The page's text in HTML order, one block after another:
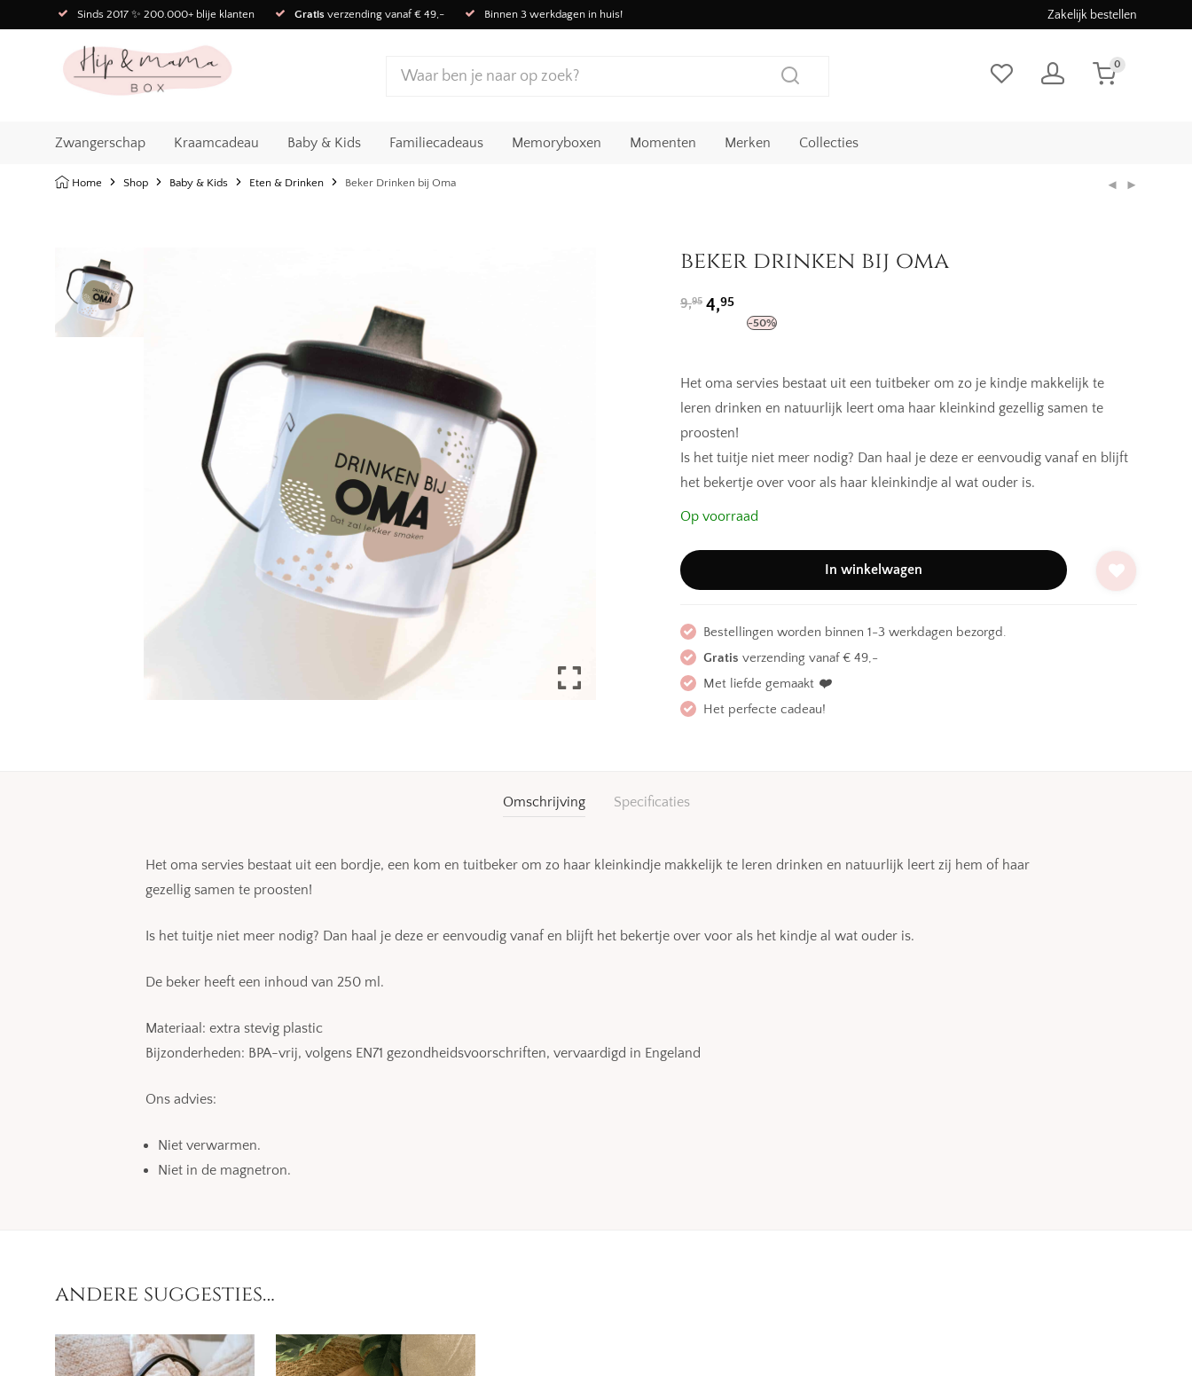
Sinds 2017 ✨ 200.000+ blije klanten Gratis verzending vanaf € 49,- Binnen 3 werkdagen in huis! Zakelijk bestellen
0
Zwangerschap Kraamcadeau Baby & Kids Familiecadeaus Memoryboxen Momenten Merken Collecties
Home Shop Baby & Kids Eten & Drinken Beker Drinken bij Oma
beker drinken bij oma
9,95 Oorspronkelijke
prijs
4,95Huidige
prijs
-50%
Het oma servies bestaat uit een tuitbeker om zo je kindje makkelijk te
leren drinken en natuurlijk leert oma haar kleinkind gezellig samen te
proosten!
Is het tuitje niet meer nodig? Dan haal je deze er eenvoudig vanaf en blijft
het bekertje over voor als haar kleinkindje al wat ouder is.
Op voorraad
In winkelwagen
Bestellingen worden binnen 1-3 werkdagen bezorgd.
Gratis verzending vanaf € 49,-
Met liefde gemaakt ❤️
Het perfecte cadeau!
Omschrijving Specificaties
Het oma servies bestaat uit een bordje, een kom en tuitbeker om zo haar kleinkindje makkelijk te leren drinken en natuurlijk leert zij hem of haar
gezellig samen te proosten!
Is het tuitje niet meer nodig? Dan haal je deze er eenvoudig vanaf en blijft het bekertje over voor als het kindje al wat ouder is.
De beker heeft een inhoud van 250 ml.
Materiaal: extra stevig plastic
Bijzonderheden: BPA-vrij, volgens EN71 gezondheidsvoorschriften, vervaardigd in Engeland
Ons advies:
Niet verwarmen.
Niet in de magnetron.
andere suggesties…